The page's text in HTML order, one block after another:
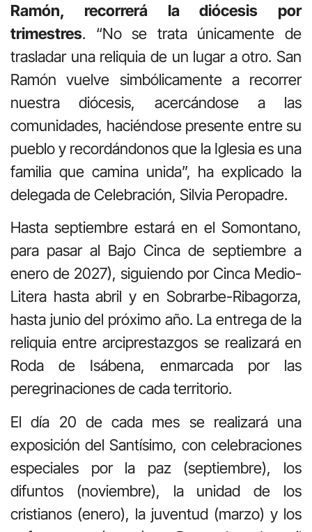
Ramón, recorrerá la diócesis por
trimestres. “No se trata únicamente de
trasladar una reliquia de un lugar a otro. San
Ramón vuelve simbólicamente a recorrer
nuestra diócesis, acercándose a las
comunidades, haciéndose presente entre su
pueblo y recordándonos que la Iglesia es una
familia que camina unida”, ha explicado la
delegada de Celebración, Silvia Peropadre.
Hasta septiembre estará en el Somontano,
para pasar al Bajo Cinca de septiembre a
enero de 2027), siguiendo por Cinca Medio-
Litera hasta abril y en Sobrarbe-Ribagorza,
hasta junio del próximo año. La entrega de la
reliquia entre arciprestazgos se realizará en
Roda de Isábena, enmarcada por las
peregrinaciones de cada territorio.
El día 20 de cada mes se realizará una
exposición del Santísimo, con celebraciones
especiales por la paz (septiembre), los
difuntos (noviembre), la unidad de los
cristianos (enero), la juventud (marzo) y los